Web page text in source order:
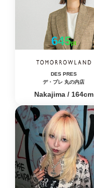
645pt
DES PRES
デ・プレ 丸の内店
Nakajima / 164cm